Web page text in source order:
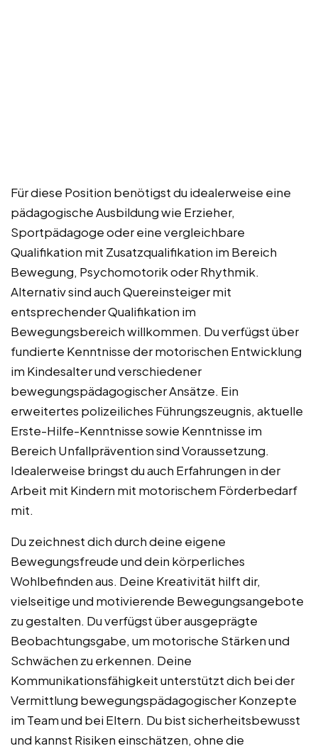
Für diese Position benötigst du idealerweise eine
pädagogische Ausbildung wie Erzieher,
Sportpädagoge oder eine vergleichbare
Qualifikation mit Zusatzqualifikation im Bereich
Bewegung, Psychomotorik oder Rhythmik.
Alternativ sind auch Quereinsteiger mit
entsprechender Qualifikation im
Bewegungsbereich willkommen. Du verfügst über
fundierte Kenntnisse der motorischen Entwicklung
im Kindesalter und verschiedener
bewegungspädagogischer Ansätze. Ein
erweitertes polizeiliches Führungszeugnis, aktuelle
Erste-Hilfe-Kenntnisse sowie Kenntnisse im
Bereich Unfallprävention sind Voraussetzung.
Idealerweise bringst du auch Erfahrungen in der
Arbeit mit Kindern mit motorischem Förderbedarf
mit.
Du zeichnest dich durch deine eigene
Bewegungsfreude und dein körperliches
Wohlbefinden aus. Deine Kreativität hilft dir,
vielseitige und motivierende Bewegungsangebote
zu gestalten. Du verfügst über ausgeprägte
Beobachtungsgabe, um motorische Stärken und
Schwächen zu erkennen. Deine
Kommunikationsfähigkeit unterstützt dich bei der
Vermittlung bewegungspädagogischer Konzepte
im Team und bei Eltern. Du bist sicherheitsbewusst
und kannst Risiken einschätzen, ohne die